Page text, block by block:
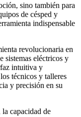
sino también para
de césped y
indispensable
revolucionaria en
sistemas eléctricos y
intuitiva y
técnicos y talleres
y precisión en su
capacidad de